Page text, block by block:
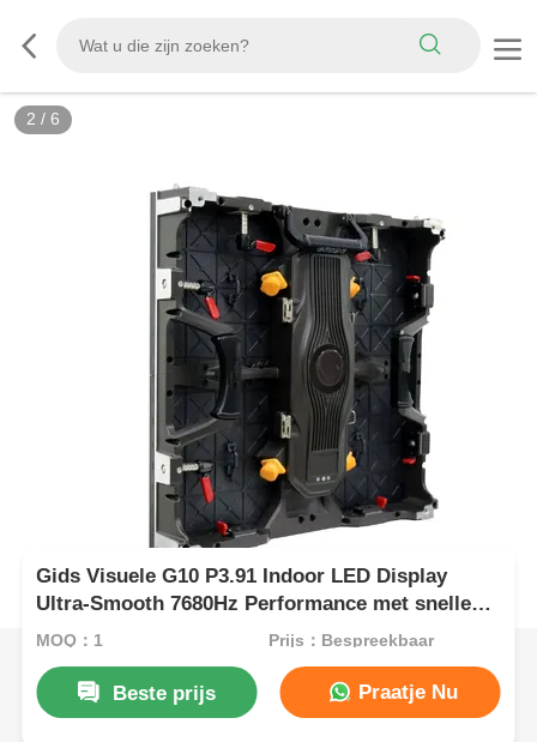
2 / 6
Gids Visuele G10 P3.91 Indoor LED Display
Ultra-Smooth 7680Hz Performance met snelle
installatie
MOQ：1 Prijs：Bespreekbaar
Beste prijs Praatje Nu